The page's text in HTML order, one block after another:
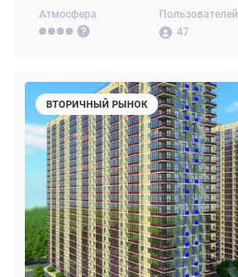
Атмосфера
Пользователей
47
ВТОРИЧНЫЙ РЫНОК